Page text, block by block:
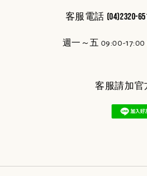
客服電話 (04)2320-
週一～五 09:00-
客服請加官